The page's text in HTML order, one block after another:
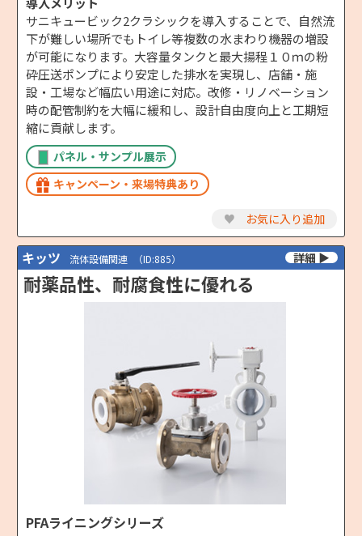
サニキュービック2クラシックを導入することで、自然流
下が難しい場所でもトイレ等複数の水まわり機器の増設
が可能になります。大容量タンクと最大揚程１０ｍの粉
砕圧送ポンプにより安定した排水を実現し、店舗・施
設・工場など幅広い用途に対応。改修・リノベーション
時の配管制約を大幅に緩和し、設計自由度向上と工期短
縮に貢献します。
パネル・サンプル展示
キャンペーン・来場特典あり
♥ お気に入り追加
キッツ 流体設備関連 （ID:885）
耐薬品性、耐腐食性に優れる
PFAライニングシリーズ